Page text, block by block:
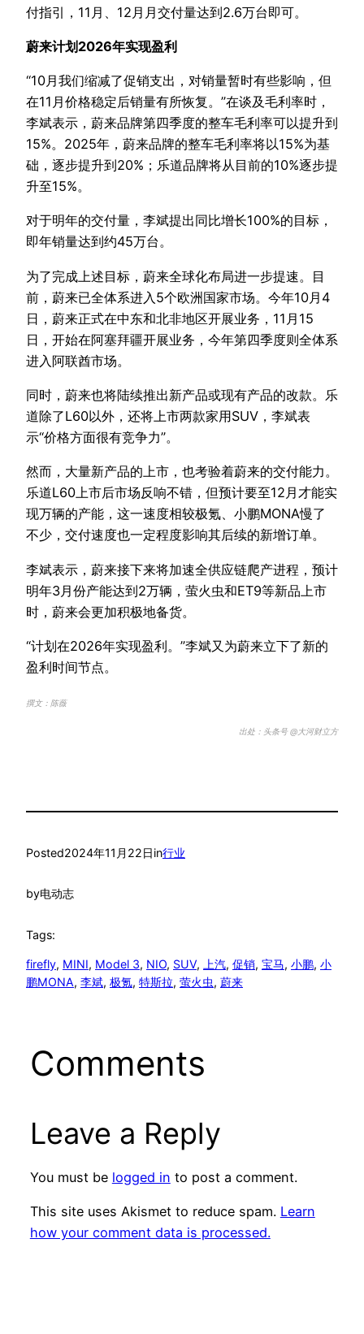
付指引，11月、12月月交付量达到2.6万台即可。
蔚来计划2026年实现盈利
“10月我们缩减了促销支出，对销量暂时有些影响，但
在11月价格稳定后销量有所恢复。”在谈及毛利率时，
李斌表示，蔚来品牌第四季度的整车毛利率可以提升到
15%。2025年，蔚来品牌的整车毛利率将以15%为基
础，逐步提升到20%；乐道品牌将从目前的10%逐步提
升至15%。
对于明年的交付量，李斌提出同比增长100%的目标，
即年销量达到约45万台。
为了完成上述目标，蔚来全球化布局进一步提速。目
前，蔚来已全体系进入5个欧洲国家市场。今年10月4
日，蔚来正式在中东和北非地区开展业务，11月15
日，开始在阿塞拜疆开展业务，今年第四季度则全体系
进入阿联酋市场。
同时，蔚来也将陆续推出新产品或现有产品的改款。乐
道除了L60以外，还将上市两款家用SUV，李斌表
示“价格方面很有竞争力”。
然而，大量新产品的上市，也考验着蔚来的交付能力。
乐道L60上市后市场反响不错，但预计要至12月才能实
现万辆的产能，这一速度相较极氪、小鹏MONA慢了
不少，交付速度也一定程度影响其后续的新增订单。
李斌表示，蔚来接下来将加速全供应链爬产进程，预计
明年3月份产能达到2万辆，萤火虫和ET9等新品上市
时，蔚来会更加积极地备货。
“计划在2026年实现盈利。”李斌又为蔚来立下了新的
盈利时间节点。
撰文：陈薇
出处：头条号 @大河财立方
Posted2024年11月22日in行业
by电动志
Tags:
firefly, MINI, Model 3, NIO, SUV, 上汽, 促销, 宝马, 小鹏, 小
鹏MONA, 李斌, 极氪, 特斯拉, 萤火虫, 蔚来
Comments
Leave a Reply
You must be logged in to post a comment.
This site uses Akismet to reduce spam. Learn
how your comment data is processed.